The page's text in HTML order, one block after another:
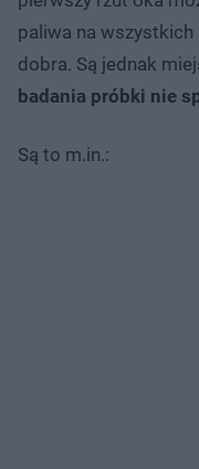
paliwa na
dobra. Są jednak
badania próbki nie
Są to m.in.: